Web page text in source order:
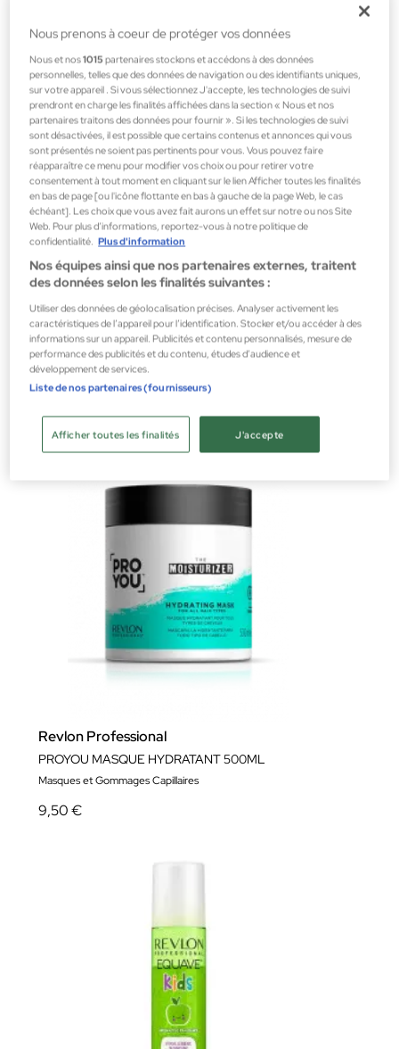
Revlon Professional
Uniq One Green Tea 150ml
Shampoings
7,90 €
Revlon Professional
PROYOU MASQUE HYDRATANT 500ML
Masques et Gommages Capillaires
9,50 €
Nous prenons à coeur de protéger vos données
Nous et nos1015 partenaires stockons et accédons à des données
personnelles, telles que des données de navigation ou des identifiants uniques,
sur votre appareil . Si vous sélectionnez J'accepte, les technologies de suivi
prendront en charge les finalités affichées dans la section « Nous et nos
partenaires traitons des données pour fournir ». Si les technologies de suivi
sont désactivées, il est possible que certains contenus et annonces qui vous
sont présentés ne soient pas pertinents pour vous. Vous pouvez faire
réapparaître ce menu pour modifier vos choix ou pour retirer votre
consentement à tout moment en cliquant sur le lien Afficher toutes les finalités
en bas de page [ou l'icône flottante en bas à gauche de la page Web, le cas
échéant]. Les choix que vous avez fait aurons un effet sur notre ou nos Site
Web. Pour plus d’informations, reportez-vous à notre politique de
confidentialité. Plus d'information
Nos équipes ainsi que nos partenaires externes, traitent
des données selon les finalités suivantes :
Utiliser des données de géolocalisation précises. Analyser activement les
caractéristiques de l’appareil pour l’identification. Stocker et/ou accéder à des
informations sur un appareil. Publicités et contenu personnalisés, mesure de
performance des publicités et du contenu, études d’audience et
développement de services.
Liste de nos partenaires (fournisseurs)
J'accepte
Afficher toutes les finalités